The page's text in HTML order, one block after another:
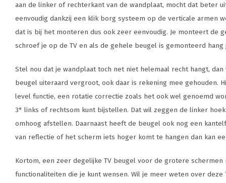
aan de linker of rechterkant van de wandplaat, mocht dat beter
eenvoudig dankzij een klik borg systeem op de verticale armen
dat is bij het monteren dus ook zeer eenvoudig. Je monteert de
schroef je op de TV en als de gehele beugel is gemonteerd
Stel nou dat je wandplaat toch net niet helemaal recht hangt,
beugel uiteraard vergroot, ook daar is rekening mee gehouden.
level functie, een rotatie correctie zoals het ook wel genoemd
3° links of rechtsom kunt bijstellen. Dat wil zeggen de linker
omhoog afstellen. Daarnaast heeft de beugel ook nog een
van reflectie of het scherm iets hoger komt te hangen dan kan
Kortom, een zeer degelijke TV beugel voor de grotere
functionaliteiten die je kunt wensen. Wil je meer weten over